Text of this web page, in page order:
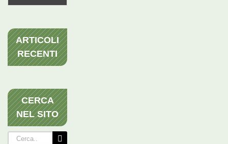
ARTICOLI
RECENTI
CERCA
NEL SITO
Cerca